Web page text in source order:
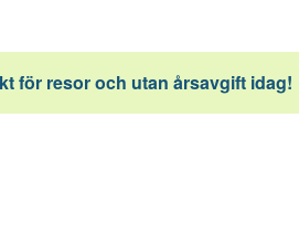
för resor och utan årsavgift idag!